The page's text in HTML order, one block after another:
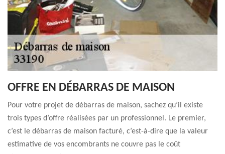
OFFRE EN DÉBARRAS DE MAISON
Pour votre projet de débarras de maison, sachez qu’il existe
trois types d’offre réalisées par un professionnel. Le premier,
c’est le débarras de maison facturé, c’est-à-dire que la valeur
estimative de vos encombrants ne couvre pas le coût